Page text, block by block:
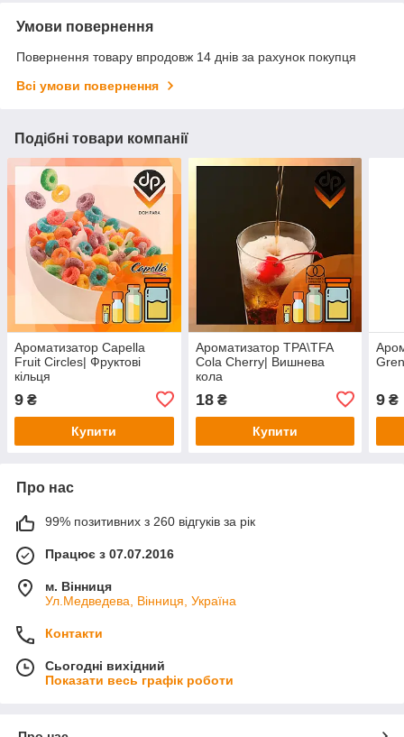
Умови повернення
Повернення товару впродовж 14 днів за рахунок покупця
Всі умови повернення
Подібні товари компанії
Ароматизатор Capella
Fruit Circles| Фруктові
кільця
9 ₴
Купити
Ароматизатор TPA\TFA
Cola Cherry| Вишнева
кола
18₴
Купити
9 ₴
Про нас
99% позитивних з 260 відгуків за рік
Працює з 07.07.2016
м. Вінниця
Ул.Медведева, Вінниця, Україна
Контакти
Сьогодні вихідний
Показати весь графік роботи